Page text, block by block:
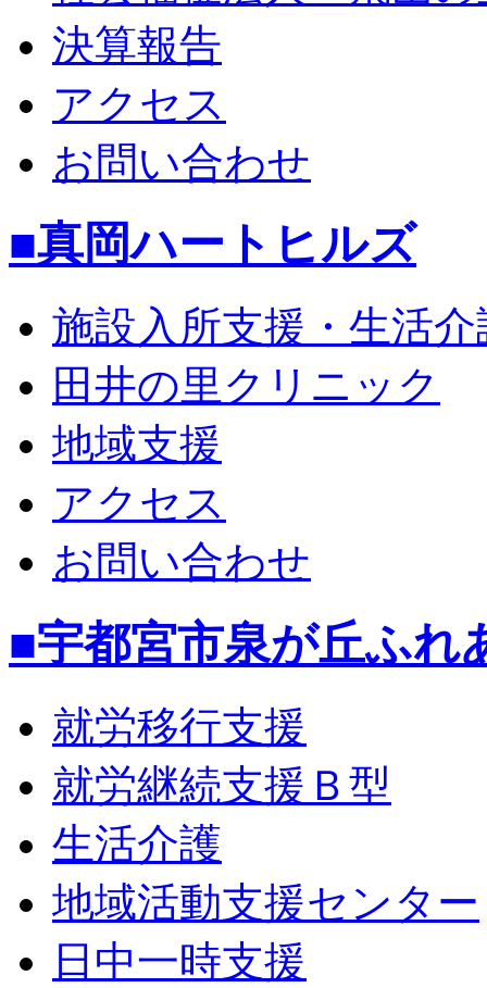
決算報告
アクセス
お問い合わせ
■真岡ハートヒルズ
施設入所支援・生活
田井の里クリニック
地域支援
アクセス
お問い合わせ
■宇都宮市泉が丘ふれ
就労移行支援
就労継続支援Ｂ型
生活介護
地域活動支援センター
日中一時支援